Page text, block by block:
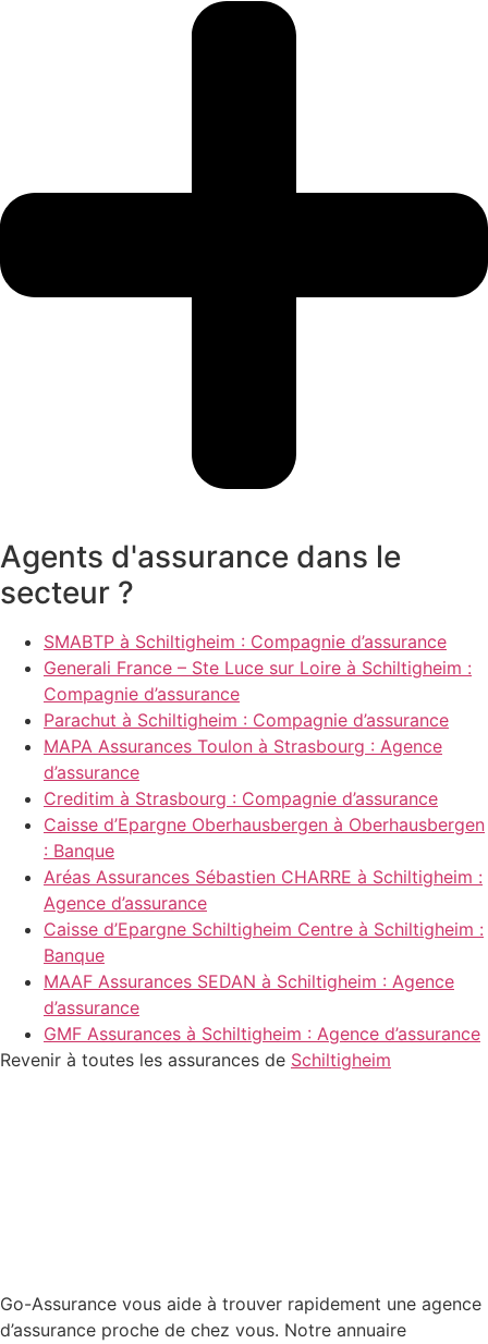
Agents d'assurance dans le
secteur ?
SMABTP à Schiltigheim : Compagnie d’assurance
Generali France – Ste Luce sur Loire à Schiltigheim :
Compagnie d’assurance
Parachut à Schiltigheim : Compagnie d’assurance
MAPA Assurances Toulon à Strasbourg : Agence
d’assurance
Creditim à Strasbourg : Compagnie d’assurance
Caisse d’Epargne Oberhausbergen à Oberhausbergen
: Banque
Aréas Assurances Sébastien CHARRE à Schiltigheim :
Agence d’assurance
Caisse d’Epargne Schiltigheim Centre à Schiltigheim :
Banque
MAAF Assurances SEDAN à Schiltigheim : Agence
d’assurance
GMF Assurances à Schiltigheim : Agence d’assurance
Revenir à toutes les assurances de Schiltigheim
Go-Assurance vous aide à trouver rapidement une agence
d’assurance proche de chez vous. Notre annuaire